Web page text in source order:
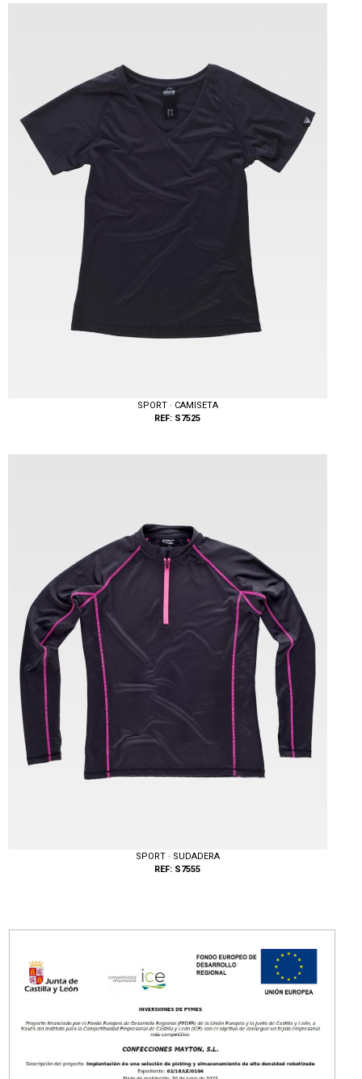
Tallas: S, M
SPORT · CAMISETA
REF: S7525
SPORT · SUDADERA
REF: S7555